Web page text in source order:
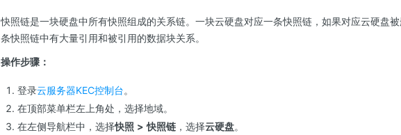
快照链是一块硬盘中所有快照组成的关系链。一块云硬盘对应一条快照链，如果对应云硬盘
条快照链中有大量引用和被引用的数据块关系。
操作步骤：
登录云服务器KEC控制台。
在顶部菜单栏左上角处，选择地域。
在左侧导航栏中，选择快照 > 快照链 ，选择云硬盘。